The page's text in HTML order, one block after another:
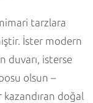
tarzlara
İster modern
duvarı, isterse
olsun –
doğal